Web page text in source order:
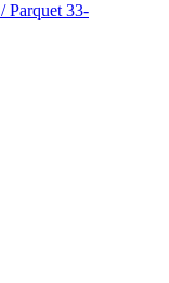
Parquet 33-